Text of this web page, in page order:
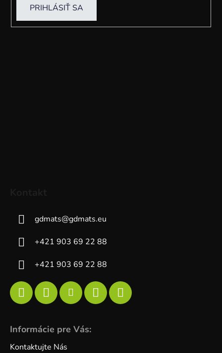
PRIHLÁSIŤ SA
gdmats@gdmats.eu
+421 903 69 22 88
+421 903 69 22 88
Informácie pre Vás:
Kontaktujte Nás